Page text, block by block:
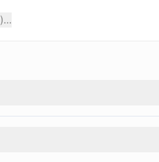
)...